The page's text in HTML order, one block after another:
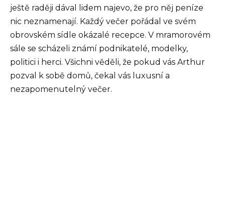
ještě raději dával lidem najevo, že pro něj peníze
nic neznamenají. Každý večer pořádal ve svém
obrovském sídle okázalé recepce. V mramorovém
sále se scházeli známí podnikatelé, modelky,
politici i herci. Všichni věděli, že pokud vás Arthur
pozval k sobě domů, čekal vás luxusní a
nezapomenutelný večer.